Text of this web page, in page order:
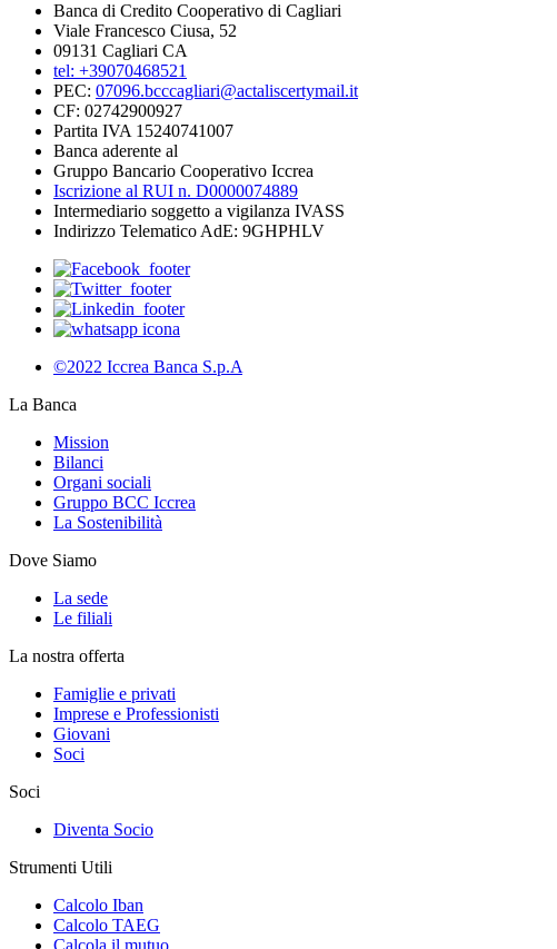
Banca di Credito Cooperativo di Cagliari
Viale Francesco Ciusa, 52
09131 Cagliari CA
tel: +39070468521
PEC: 07096.bcccagliari@actaliscertymail.it
CF: 02742900927
Partita IVA 15240741007
Banca aderente al
Gruppo Bancario Cooperativo Iccrea
Iscrizione al RUI n. D0000074889
Intermediario soggetto a vigilanza IVASS
Indirizzo Telematico AdE: 9GHPHLV
©2022 Iccrea Banca S.p.A
La Banca
Mission
Bilanci
Organi sociali
Gruppo BCC Iccrea
La Sostenibilità
Dove Siamo
La sede
Le filiali
La nostra offerta
Famiglie e privati
Imprese e Professionisti
Giovani
Soci
Soci
Diventa Socio
Strumenti Utili
Calcolo Iban
Calcolo TAEG
Calcola il mutuo